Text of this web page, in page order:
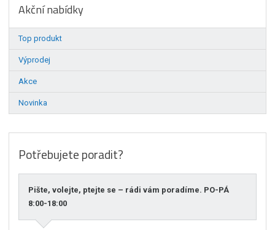
Akční nabídky
Top produkt
Výprodej
Akce
Novinka
Potřebujete poradit?
Pište, volejte, ptejte se – rádi vám poradíme. PO-PÁ
8:00-18:00